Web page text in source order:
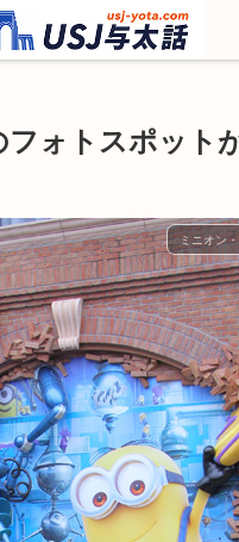
ト ニンテンドーワールド アトラク
歩いて情報収集しています
ォトスポット
ミニオン